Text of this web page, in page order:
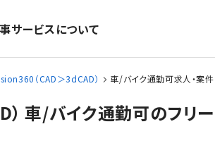
サービスについて
（CAD＞3dCAD） 車/バイク通勤可求人・案
車/バイク通勤可のフリ